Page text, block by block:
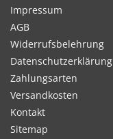
Impressum
AGB
Widerrufsbelehrung
Datenschutzerklärung
Zahlungsarten
Versandkosten
Kontakt
Sitemap